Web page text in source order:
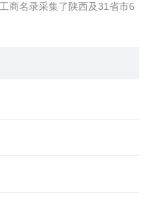
商名录采集了陕西及31省市6